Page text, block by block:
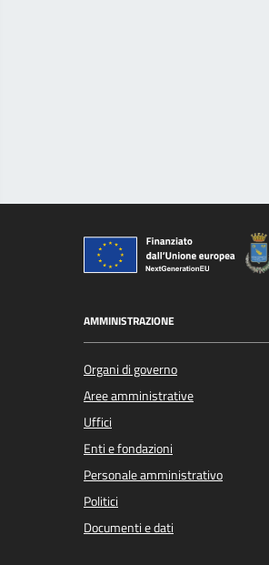
AMMINISTRAZIONE
Organi di governo
Aree amministrative
Uffici
Enti e fondazioni
Personale amministrativo
Politici
Documenti e dati